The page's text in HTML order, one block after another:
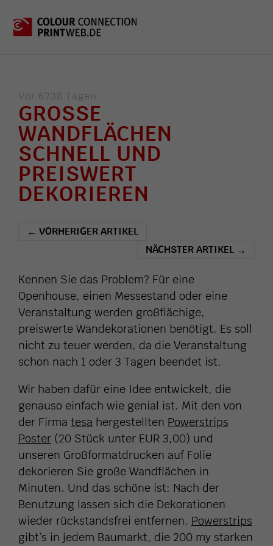
Vor 6238 Tagen
GROSSE W
ANDFLÄCHEN
SCHNELL UND
PREISWERT
DEKORIEREN
← VORHERIGER ARTIKEL
NÄCHSTER ARTIKEL →
Kennen Sie das Problem? Für eine
Openhouse, einen Messestand oder eine
Veranstaltung werden großflächige,
preiswerte Wandekorationen benötigt. Es soll
nicht zu teuer werden, da die Veranstaltung
schon nach 1 oder 3 Tagen beendet ist.
Wir haben dafür eine Idee entwickelt, die
genauso einfach wie genial ist. Mit den von
der Firma tesa hergestellten Powerstrips
Poster (20 Stück unter EUR 3,00) und
unseren Großformatdrucken auf Folie
dekorieren Sie große Wandflächen in
Minuten. Und das schöne ist: Nach der
Benutzung lassen sich die Dekorationen
wieder rückstandsfrei entfernen. Powerstrips
gibt’s in jedem Baumarkt, die 200 my starken